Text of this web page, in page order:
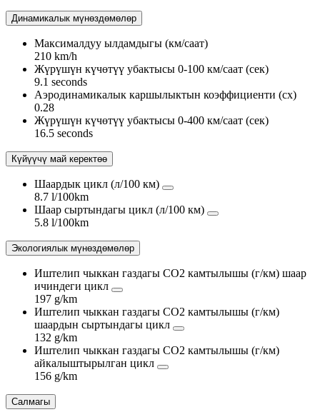
Динамикалык мүнөздөмөлөр
Максималдуу ылдамдыгы (км/саат)
210 km/h
Жүрүшүн күчөтүү убактысы 0-100 км/cаат (сек)
9.1 seconds
Аэродинамикалык каршылыктын коэффициенти (сх)
0.28
Жүрүшүн күчөтүү убактысы 0-400 км/cаат (сек)
16.5 seconds
Күйүүчү май керектөө
Шаардык цикл (л/100 км)
8.7 l/100km
Шаар сыртындагы цикл (л/100 км)
5.8 l/100km
Экологиялык мүнөздөмөлөр
Иштелип чыккан газдагы CO2 камтылышы (г/км) шаар
ичиндеги цикл
197 g/km
Иштелип чыккан газдагы CO2 камтылышы (г/км)
шаардын сыртындагы цикл
132 g/km
Иштелип чыккан газдагы CO2 камтылышы (г/км)
айкалыштырылган цикл
156 g/km
Салмагы